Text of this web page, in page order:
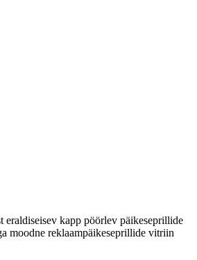
eraldiseisev kapp pöörlev päikeseprillide
moodne reklaampäikeseprillide vitriin